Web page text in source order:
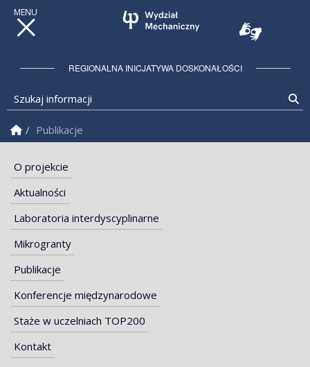
REGIONALNA INICJATYWA DOSKONAŁOŚCI
Szukaj informacji
Strona Główna
Publikacje
O projekcie
Aktualności
Laboratoria interdyscyplinarne
Mikrogranty
Publikacje
Konferencje międzynarodowe
Staże w uczelniach TOP200
Kontakt